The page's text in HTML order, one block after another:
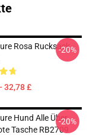
Rosa Rucksack
32,78 £
-20%
Hund Alle Über
Tasche RB2709
-20%